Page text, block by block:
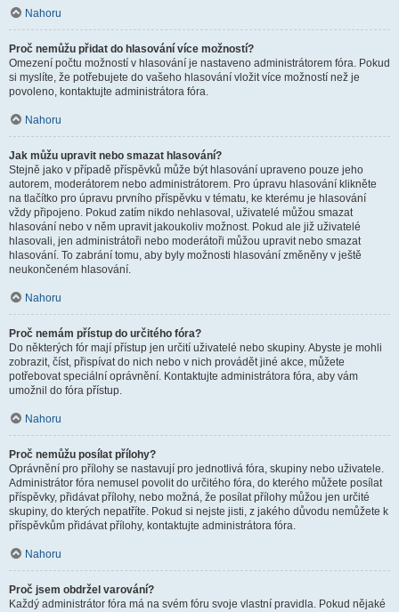
Nahoru
Proč nemůžu přidat do hlasování více možností?
Omezení počtu možností v hlasování je nastaveno administrátorem fóra. Pokud
si myslíte, že potřebujete do vašeho hlasování vložit více možností než je
povoleno, kontaktujte administrátora fóra.
Nahoru
Jak můžu upravit nebo smazat hlasování?
Stejně jako v případě příspěvků může být hlasování upraveno pouze jeho
autorem, moderátorem nebo administrátorem. Pro úpravu hlasování klikněte
na tlačítko pro úpravu prvního příspěvku v tématu, ke kterému je hlasování
vždy připojeno. Pokud zatím nikdo nehlasoval, uživatelé můžou smazat
hlasování nebo v něm upravit jakoukoliv možnost. Pokud ale již uživatelé
hlasovali, jen administrátoři nebo moderátoři můžou upravit nebo smazat
hlasování. To zabrání tomu, aby byly možnosti hlasování změněny v ještě
neukončeném hlasování.
Nahoru
Proč nemám přístup do určitého fóra?
Do některých fór mají přístup jen určití uživatelé nebo skupiny. Abyste je mohli
zobrazit, číst, přispívat do nich nebo v nich provádět jiné akce, můžete
potřebovat speciální oprávnění. Kontaktujte administrátora fóra, aby vám
umožnil do fóra přístup.
Nahoru
Proč nemůžu posílat přílohy?
Oprávnění pro přílohy se nastavují pro jednotlivá fóra, skupiny nebo uživatele.
Administrátor fóra nemusel povolit do určitého fóra, do kterého můžete posílat
příspěvky, přidávat přílohy, nebo možná, že posílat přílohy můžou jen určité
skupiny, do kterých nepatříte. Pokud si nejste jisti, z jakého důvodu nemůžete k
příspěvkům přidávat přílohy, kontaktujte administrátora fóra.
Nahoru
Proč jsem obdržel varování?
Každý administrátor fóra má na svém fóru svoje vlastní pravidla. Pokud nějaké